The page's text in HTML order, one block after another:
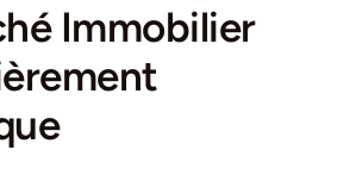
Immobilier